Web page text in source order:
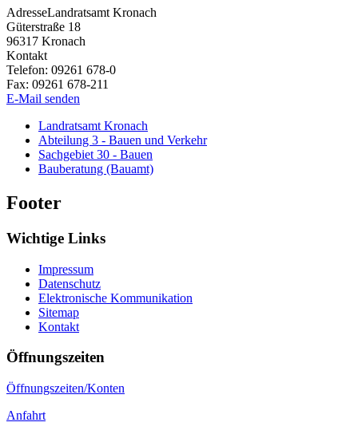
AdresseLandratsamt Kronach
Güterstraße 18
96317 Kronach
Kontakt
Telefon: 09261 678-0
Fax: 09261 678-211
E-Mail senden
Landratsamt Kronach
Abteilung 3 - Bauen und Verkehr
Sachgebiet 30 - Bauen
Bauberatung (Bauamt)
Footer
Wichtige Links
Impressum
Datenschutz
Elektronische Kommunikation
Sitemap
Kontakt
Öffnungszeiten
Öffnungszeiten/Konten
Anfahrt